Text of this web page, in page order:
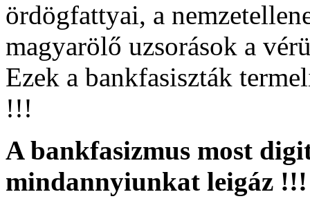
ördögfattyai, a
magyarölő uzsorások a
Ezek a bankfasiszták
!!!
A bankfasizmus most
mindannyiunkat leigáz !!!